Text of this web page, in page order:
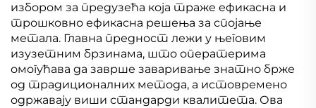
избором за предузећа која траже ефикасна и
трошковно ефикасна решења за спојање
метала. Главна предност лежи у његовим
изузетним брзинама, што оператерима
омогућава да заврше заваривање знатно брже
од традиционалних метода, а истовремено
одржавају виши стандарди квалитета. Ова